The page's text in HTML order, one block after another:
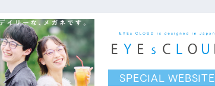
経理 SPECIAL WEBSITE